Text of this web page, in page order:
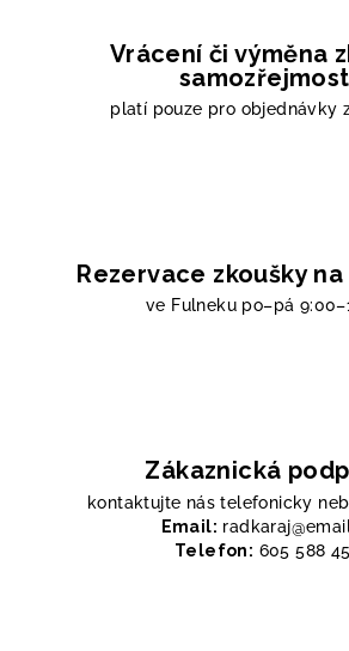
Vrácení či výměna
platí pouze pro objednávky
Rezervace zkoušky
ve Fulneku po–pá
Zákaznická
kontaktujte nás telefonicky
Email:
Telefon: 605 588